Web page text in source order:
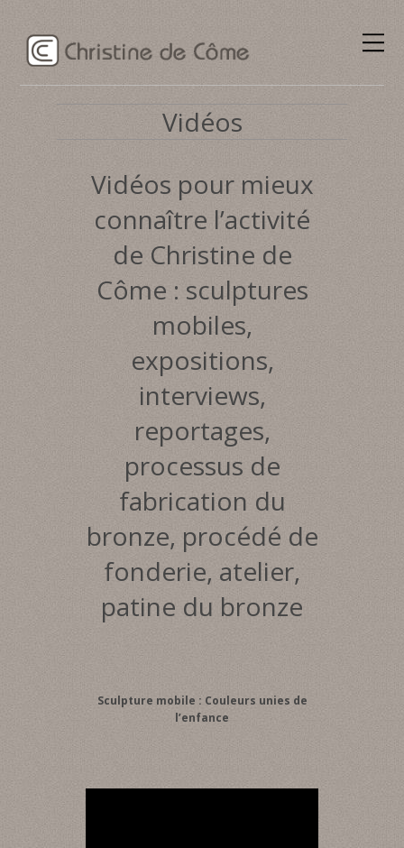
Vidéos
Vidéos pour mieux
connaître l’activité
de Christine de
Côme : sculptures
mobiles,
expositions,
interviews,
reportages,
processus de
fabrication du
bronze, procédé de
fonderie, atelier,
patine du bronze
Sculpture mobile : Couleurs unies de
l’enfance